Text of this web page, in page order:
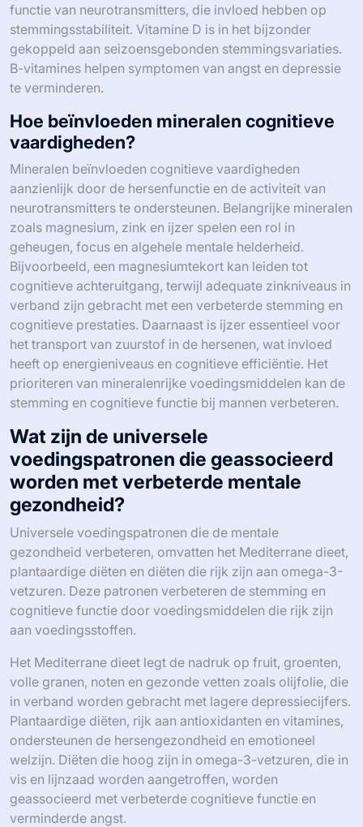
functie van neurotransmitters, die invloed hebben op
stemmingsstabiliteit. Vitamine D is in het bijzonder
gekoppeld aan seizoensgebonden stemmingsvariaties.
B-vitamines helpen symptomen van angst en depressie
te verminderen.
Hoe beïnvloeden mineralen cognitieve
vaardigheden?
Mineralen beïnvloeden cognitieve vaardigheden
aanzienlijk door de hersenfunctie en de activiteit van
neurotransmitters te ondersteunen. Belangrijke mineralen
zoals magnesium, zink en ijzer spelen een rol in
geheugen, focus en algehele mentale helderheid.
Bijvoorbeeld, een magnesiumtekort kan leiden tot
cognitieve achteruitgang, terwijl adequate zinkniveaus in
verband zijn gebracht met een verbeterde stemming en
cognitieve prestaties. Daarnaast is ijzer essentieel voor
het transport van zuurstof in de hersenen, wat invloed
heeft op energieniveaus en cognitieve efficiëntie. Het
prioriteren van mineralenrijke voedingsmiddelen kan de
stemming en cognitieve functie bij mannen verbeteren.
Wat zijn de universele
voedingspatronen die geassocieerd
worden met verbeterde mentale
gezondheid?
Universele voedingspatronen die de mentale
gezondheid verbeteren, omvatten het Mediterrane dieet,
plantaardige diëten en diëten die rijk zijn aan omega-3-
vetzuren. Deze patronen verbeteren de stemming en
cognitieve functie door voedingsmiddelen die rijk zijn
aan voedingsstoffen.
Het Mediterrane dieet legt de nadruk op fruit, groenten,
volle granen, noten en gezonde vetten zoals olijfolie, die
in verband worden gebracht met lagere depressiecijfers.
Plantaardige diëten, rijk aan antioxidanten en vitamines,
ondersteunen de hersengezondheid en emotioneel
welzijn. Diëten die hoog zijn in omega-3-vetzuren, die in
vis en lijnzaad worden aangetroffen, worden
geassocieerd met verbeterde cognitieve functie en
verminderde angst.